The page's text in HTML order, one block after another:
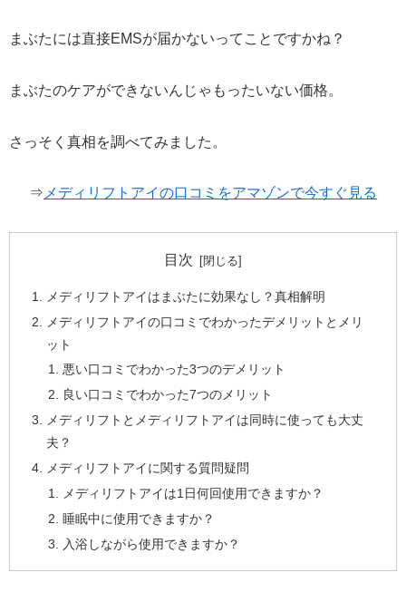
まぶたには直接EMSが届かないってことですかね？
まぶたのケアができないんじゃもったいない価格。
さっそく真相を調べてみました。
⇒ メディリフトアイの口コミをアマゾンで今すぐ見る
目次
メディリフトアイはまぶたに効果なし？真相解明
メディリフトアイの口コミでわかったデメリットとメリ
ット
悪い口コミでわかった3つのデメリット
良い口コミでわかった7つのメリット
メディリフトとメディリフトアイは同時に使っても大丈
夫？
メディリフトアイに関する質問疑問
メディリフトアイは1日何回使用できますか？
睡眠中に使用できますか？
入浴しながら使用できますか？